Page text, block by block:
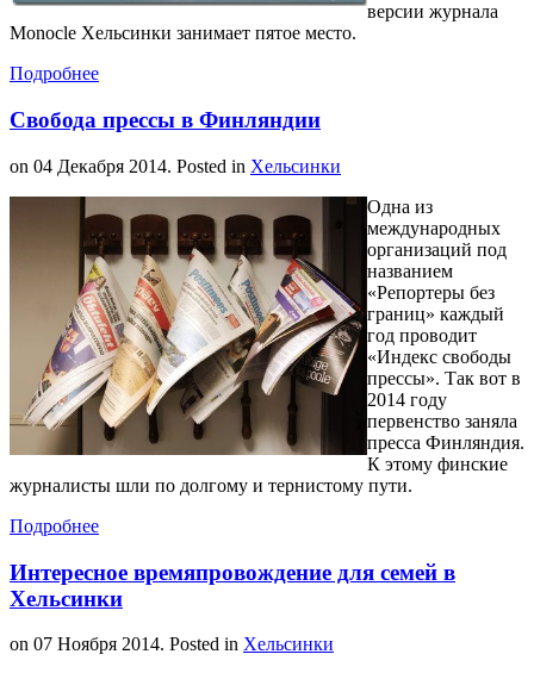
версии журнала
Monocle Хельсинки занимает пятое место.
Подробнее
Свобода прессы в Финляндии
on 04 Декабря 2014. Posted in Хельсинки
Одна из
международных
организаций под
названием
«Репортеры без
границ» каждый
год проводит
«Индекс свободы
прессы». Так вот в
2014 году
первенство заняла
пресса Финляндия.
К этому финские
журналисты шли по долгому и тернистому пути.
Подробнее
Интересное времяпровождение для семей в
Хельсинки
on 07 Ноября 2014. Posted in Хельсинки